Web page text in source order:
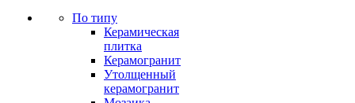
По типу
Керамическая
плитка
Керамогранит
Утолщенный
керамогранит